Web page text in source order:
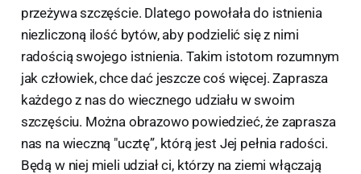
przeżywa szczęście. Dlatego powołała do istnienia
niezliczoną ilość bytów, aby podzielić się z nimi
radością swojego istnienia. Takim istotom rozumnym
jak człowiek, chce dać jeszcze coś więcej. Zaprasza
każdego z nas do wiecznego udziału w swoim
szczęściu. Można obrazowo powiedzieć, że zaprasza
nas na wieczną "ucztę”, którą jest Jej pełnia radości.
Będą w niej mieli udział ci, którzy na ziemi włączają